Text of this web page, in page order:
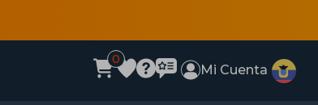
0
Mi Cuenta